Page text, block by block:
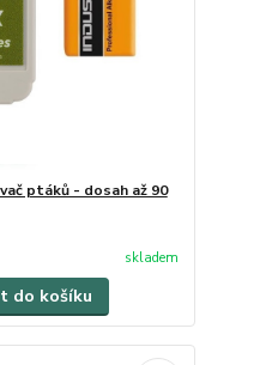
ptáků - dosah až 90
skladem
do košíku